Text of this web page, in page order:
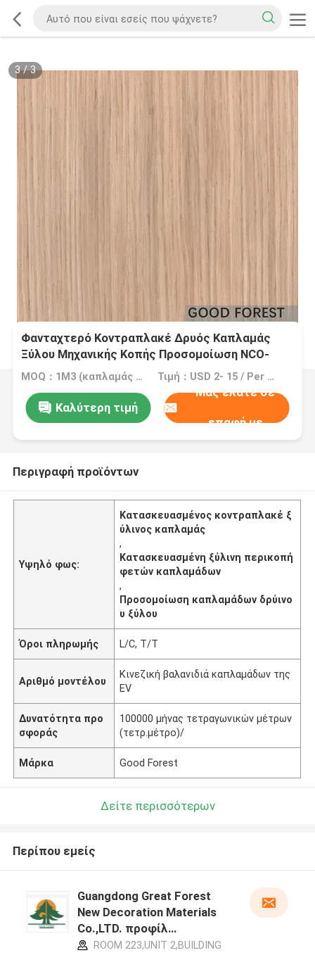
3/3
Φανταχτερό Κοντραπλακέ Δρυός Καπλαμάς
Ξύλου Μηχανικής Κοπής Προσομοίωση NCO-
L197N/198N
MOQ：1M3 (καπλαμάς =2000 τετρ.μέτρο 0.5mm) Τιμή：USD 2- 15 / Per Square Meter (M2)
Καλύτερη τιμή
Μας ελάτε σε
επαφή με
Περιγραφή προϊόντων
Υψηλό φως:
Κατασκευασμένος κοντραπλακέ ξ
ύλινος καπλαμάς
,
Κατασκευασμένη ξύλινη περικοπή
φετών καπλαμάδων
,
Προσομοίωση καπλαμάδων δρύινο
υ ξύλου
Όροι πληρωμής L/C, T/T
Αριθμό μοντέλου
Κινεζική βαλανιδιά καπλαμάδων της
EV
Δυνατότητα προ
σφοράς
100000 μήνας τετραγωνικών μέτρων
(τετρ.μέτρο)/
Μάρκα Good Forest
Δείτε περισσότερων
Περίπου εμείς
Guangdong Great Forest
New Decoration Materials
Co.,LTD. προφίλ
κατασκευαστή
ROOM 223,UNIT 2,BUILDING